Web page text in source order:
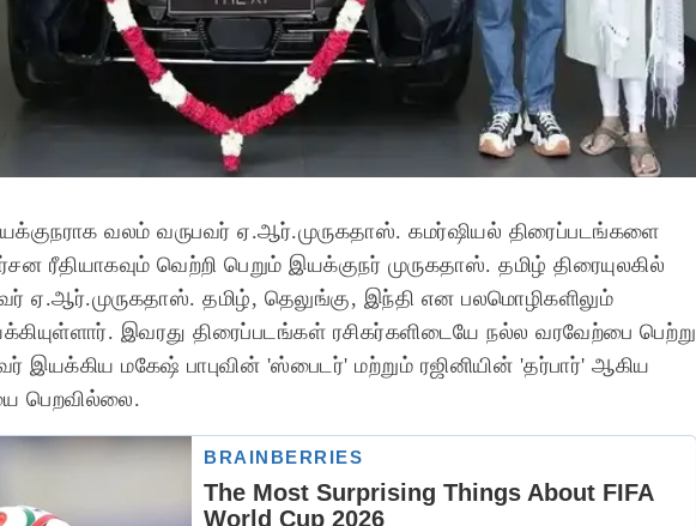
வலம் வருபவர் ஏ.ஆர்.முருகதாஸ். கமர்ஷியல் திரைப்படங்களை
ரீதியாகவும் வெற்றி பெறும் இயக்குநர் முருகதாஸ். தமிழ் திரையுலகில்
ஏ.ஆர்.முருகதாஸ். தமிழ், தெலுங்கு, இந்தி என பலமொழிகளிலும்
இவரது திரைப்படங்கள் ரசிகர்களிடையே நல்ல வரவேற்பை பெற்று
மகேஷ் பாபுவின் 'ஸ்பைடர்' மற்றும் ரஜினியின் 'தர்பார்' ஆகிய
பெறவில்லை.